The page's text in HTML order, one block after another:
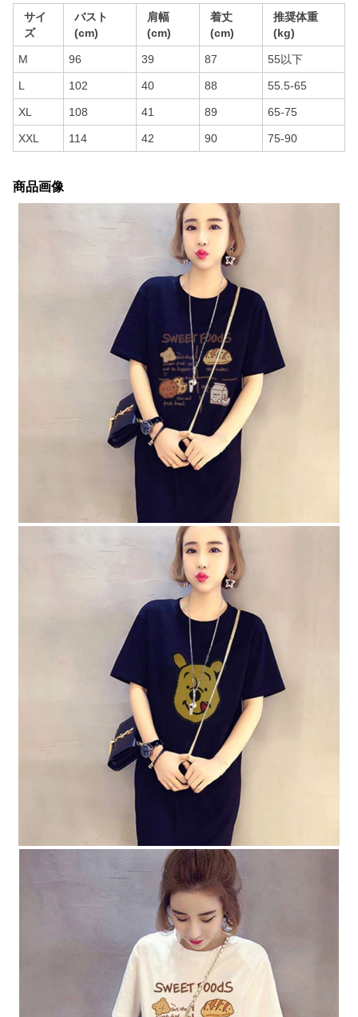
サイ
ズ
バスト
(cm)
肩幅
(cm)
着丈
(cm)
推奨体重
(kg)
M 96 39 87 55以下
L 102 40 88 55.5-65
XL 108 41 89 65-75
XXL 114 42 90 75-90
商品画像